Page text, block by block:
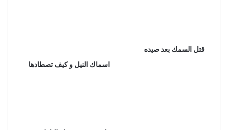
اسماك النيل و كيف تصطادها
قتل السمك بعد صيده